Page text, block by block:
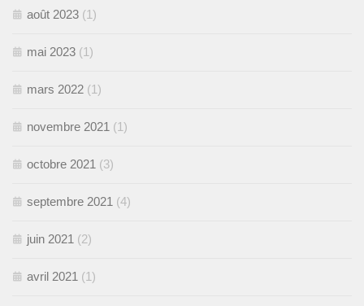
août 2023 (1)
mai 2023 (1)
mars 2022 (1)
novembre 2021 (1)
octobre 2021 (3)
septembre 2021 (4)
juin 2021 (2)
avril 2021 (1)